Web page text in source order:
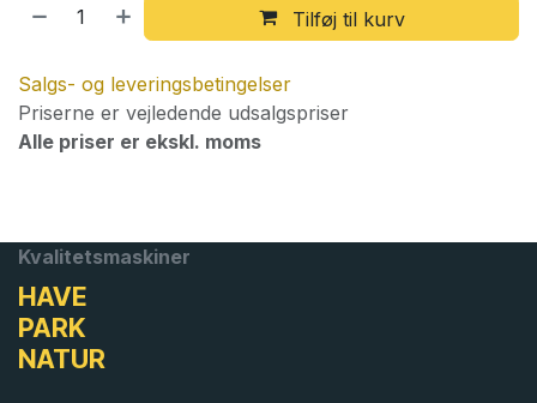
Tilføj til kurv
Salgs- og leveringsbetingelser
Priserne er vejledende udsalgspriser
Alle priser er ekskl. moms
Kvalitetsmaskiner
HAVE
PARK
NATUR